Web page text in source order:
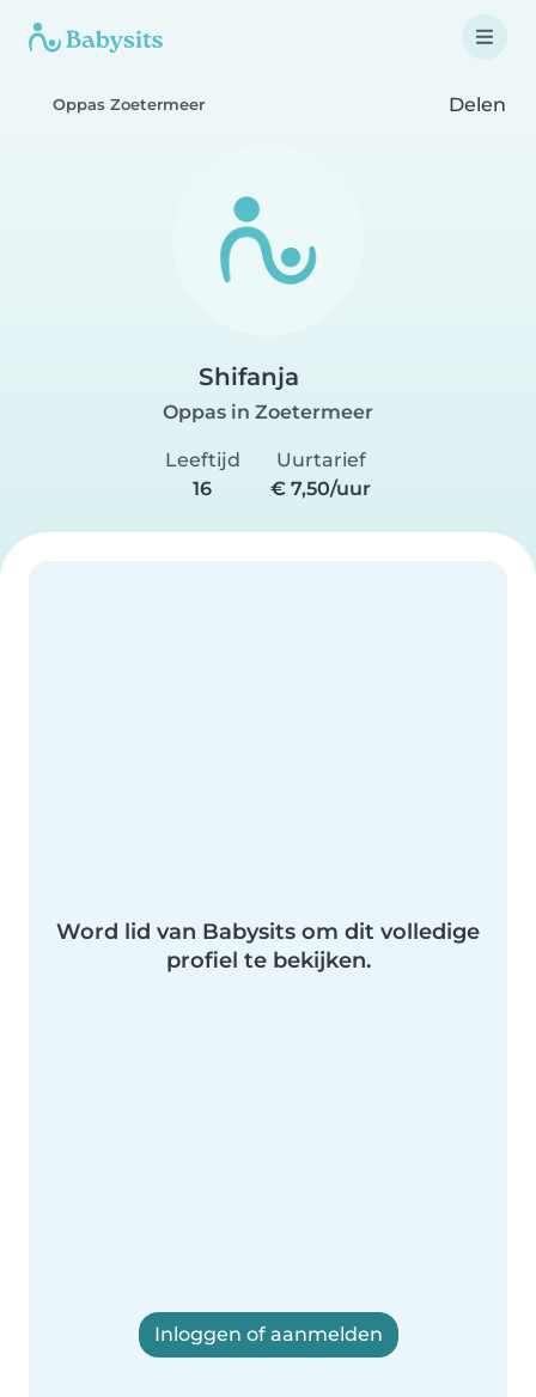
Oppas Zoetermeer Delen
Shifanja
Oppas in Zoetermeer
Leeftijd
16
Uurtarief
€ 7,50/uur
Word lid van Babysits om dit volledige
profiel te bekijken.
Inloggen of aanmelden